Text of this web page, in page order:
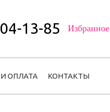
13-85 Избранное
ОПЛАТА КОНТАКТЫ